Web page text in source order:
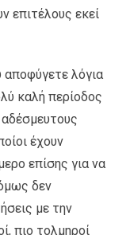
επιτέλους εκεί
αποφύγετε λόγια
καλή περίοδος
έχουν
επίσης για να
δεν
με την
πιο τολμηροί